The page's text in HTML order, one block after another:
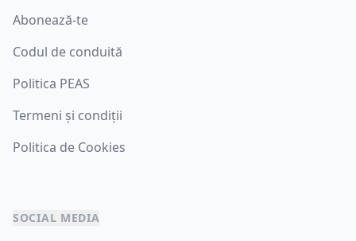
Abonează-te
Codul de conduită
Politica PEAS
Termeni și condiții
Politica de Cookies
SOCIAL MEDIA